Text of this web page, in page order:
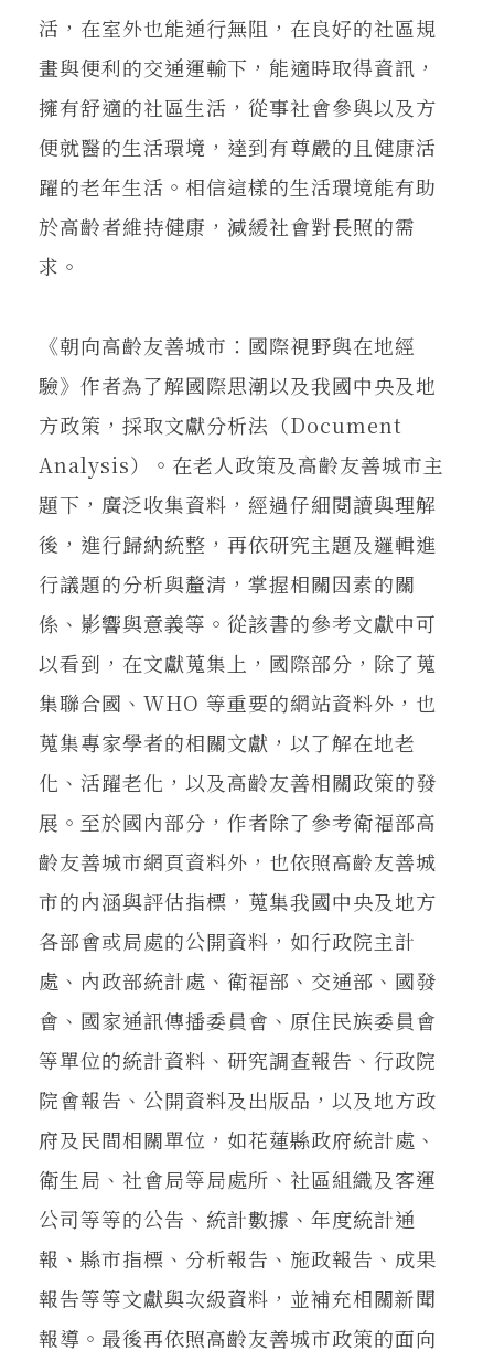
活，在室外也能通行無阻，在良好的社區規
畫與便利的交通運輸下，能適時取得資訊，
擁有舒適的社區生活，從事社會參與以及方
便就醫的生活環境，達到有尊嚴的且健康活
躍的老年生活。相信這樣的生活環境能有助
於高齡者維持健康，減緩社會對長照的需
求。
《朝向高齡友善城市：國際視野與在地經
驗》作者為了解國際思潮以及我國中央及地
方政策，採取文獻分析法（Document
Analysis）。在老人政策及高齡友善城市主
題下，廣泛收集資料，經過仔細閱讀與理解
後，進行歸納統整，再依研究主題及邏輯進
行議題的分析與釐清，掌握相關因素的關
係、影響與意義等。從該書的參考文獻中可
以看到，在文獻蒐集上，國際部分，除了蒐
集聯合國、WHO 等重要的網站資料外，也
蒐集專家學者的相關文獻，以了解在地老
化、活躍老化，以及高齡友善相關政策的發
展。至於國內部分，作者除了參考衛福部高
齡友善城市網頁資料外，也依照高齡友善城
市的內涵與評估指標，蒐集我國中央及地方
各部會或局處的公開資料，如行政院主計
處、內政部統計處、衛福部、交通部、國發
會、國家通訊傳播委員會、原住民族委員會
等單位的統計資料、研究調查報告、行政院
院會報告、公開資料及出版品，以及地方政
府及民間相關單位，如花蓮縣政府統計處、
衛生局、社會局等局處所、社區組織及客運
公司等等的公告、統計數據、年度統計通
報、縣市指標、分析報告、施政報告、成果
報告等等文獻與次級資料，並補充相關新聞
報導。最後再依照高齡友善城市政策的面向